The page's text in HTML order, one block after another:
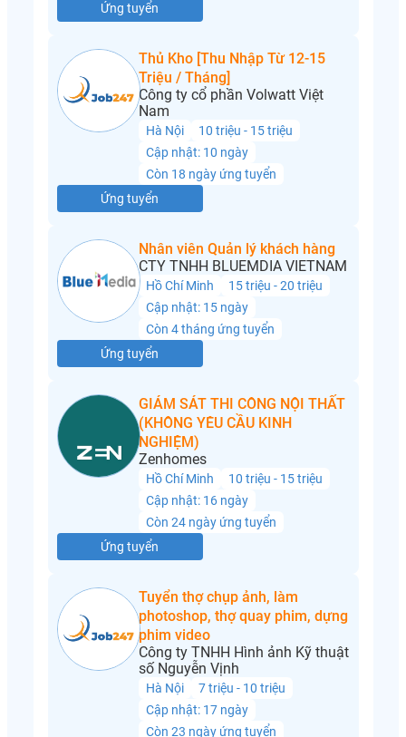
Ứng tuyển
Thủ Kho [Thu Nhập Từ 12-15
Triệu / Tháng]
Công ty cổ phần Volwatt Việt
Nam
Hà Nội
10 triệu - 15 triệu
Cập nhật: 10 ngày
Còn 18 ngày ứng tuyển
Ứng tuyển
Nhân viên Quản lý khách hàng
CTY TNHH BLUEMDIA VIETNAM
Hồ Chí Minh
15 triệu - 20 triệu
Cập nhật: 15 ngày
Còn 4 tháng ứng tuyển
Ứng tuyển
GIÁM SÁT THI CÔNG NỘI THẤT
(KHÔNG YÊU CẦU KINH
NGHIỆM)
Zenhomes
Hồ Chí Minh
10 triệu - 15 triệu
Cập nhật: 16 ngày
Còn 24 ngày ứng tuyển
Ứng tuyển
Tuyển thợ chụp ảnh, làm
photoshop, thợ quay phim, dựng
phim video
Công ty TNHH Hình ảnh Kỹ thuật
số Nguyễn Vịnh
Hà Nội
7 triệu - 10 triệu
Cập nhật: 17 ngày
Còn 23 ngày ứng tuyển